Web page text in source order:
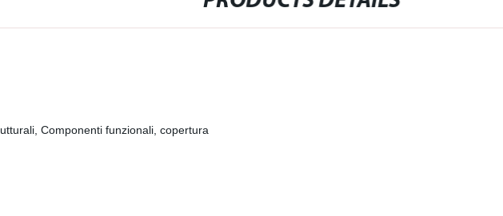
Componenti funzionali, copertura